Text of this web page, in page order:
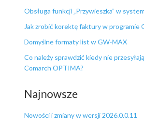
Obsługa funkcji „Przywieszka” w
Jak zrobić korektę faktury w programie
Domyślne formaty list w GW-MAX
Co należy sprawdzić kiedy nie
Comarch OPTIMA?
Najnowsze
Nowości i zmiany w wersji 2026.0.0.11